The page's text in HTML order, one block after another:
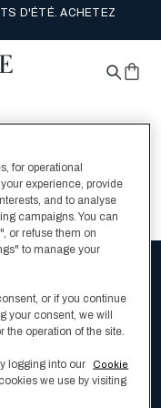
D'ÉTÉ. ACHETEZ
les infos sur
for operational
experience, provide
and to analyse
campaigns. You can
or refuse them on
to manage your
or if you continue
your consent, we will
operation of the site.
logging into our
Cookie
we use by visiting